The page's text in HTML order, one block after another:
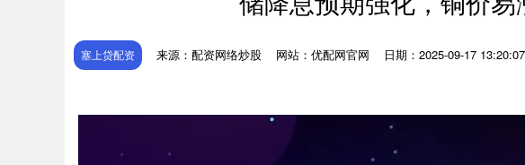
塞上贷配资 来源：配资网络炒股 网站：优配网官网 日期：2025-09-17 13:20:07